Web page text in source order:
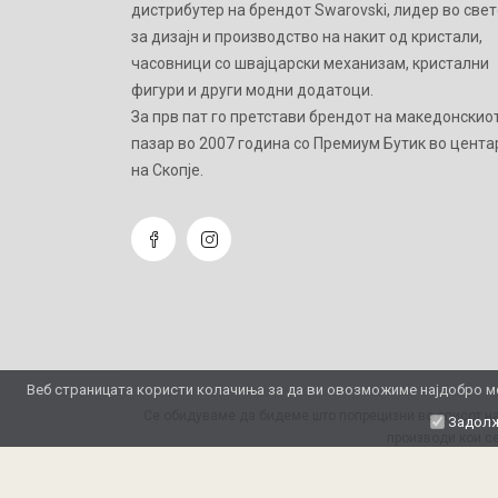
Веб страницата користи колачиња за да ви овозможиме најдобро
дистрибутер на брендот Swarovski, лидер во
за дизајн и производство на накит од кристали,
часовници со швајцарски механизам, кристални
фигури и други модни додатоци.
Зa прв пат го претстави брендот на
пазар во 2007 година со Премиум Бутик во
на Скопје.
Се обидуваме да бидеме што попрецизни во описот